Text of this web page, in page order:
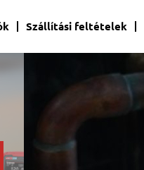
Szállítási feltételek